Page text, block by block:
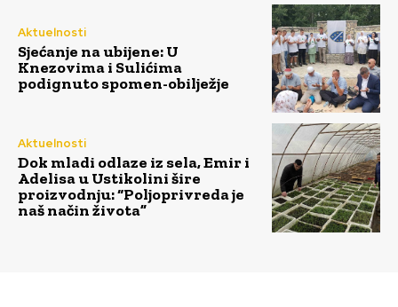
Aktuelnosti
Sjećanje na ubijene: U
Knezovima i Sulićima
podignuto spomen-obilježje
Aktuelnosti
Dok mladi odlaze iz sela, Emir i
Adelisa u Ustikolini šire
proizvodnju: “Poljoprivreda je
naš način života”